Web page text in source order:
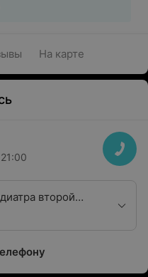
На карте
второй